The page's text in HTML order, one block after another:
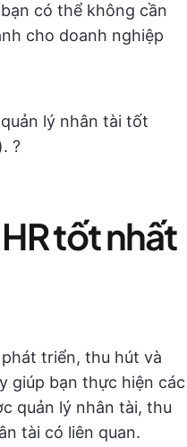
có thể không cần
cho doanh nghiệp
lý nhân tài tốt
?
tốt nhất
triển, thu hút và
giúp bạn thực hiện các
quản lý nhân tài, thu
tài có liên quan.